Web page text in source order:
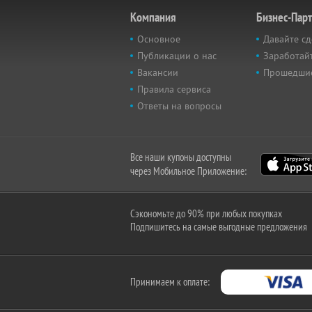
Компания
Основное
Публикации о нас
Вакансии
Правила сервиса
Ответы на вопросы
Бизнес-
Давайте
Все наши купоны доступны
через Мобильное Приложение:
Сэкономьте до 90% при любых покупках
Подпишитесь на самые выгодные предложения
Принимаем к оплате: